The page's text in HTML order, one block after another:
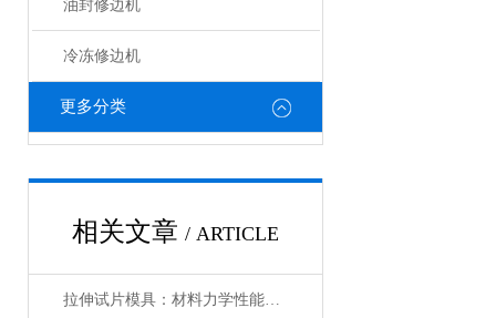
油封修边机
冷冻修边机
更多分类
相关文章 / ARTICLE
拉伸试片模具：材料力学性能测试的“标准塑造者”